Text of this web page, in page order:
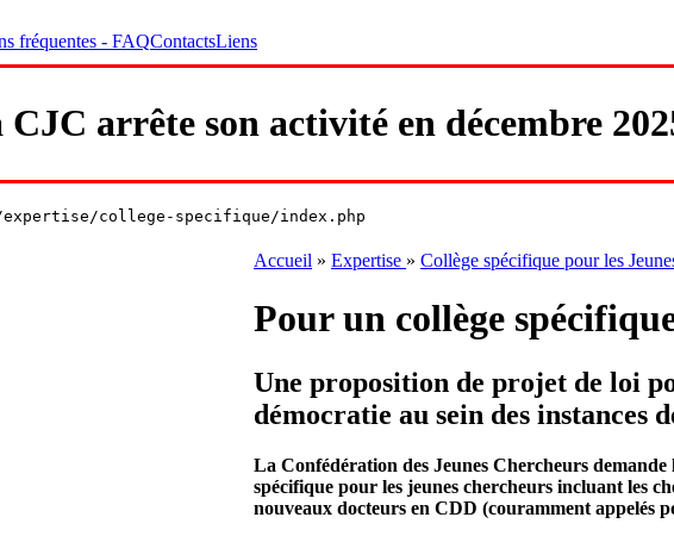
fréquentes - FAQContactsLiens
CJC arrête son activité en décembre
college-specifique/index.php
Accueil » Expertise » Collège spécifique pour les
Pour un collège
Une proposition de projet de loi
démocratie au sein des instances
La Confédération des Jeunes Chercheurs
spécifique pour les jeunes chercheurs incluant les
nouveaux docteurs en CDD (couramment appelés